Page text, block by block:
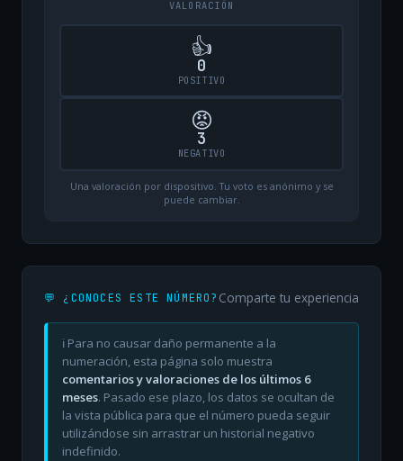
VALORACIÓN
👍
0
POSITIVO
😡
3
NEGATIVO
Una valoración por dispositivo. Tu voto es anónimo y se
puede cambiar.
💬 ¿CONOCES ESTE NÚMERO? Comparte tu experiencia
ℹ️ Para no causar daño permanente a la
numeración, esta página solo muestra
comentarios y valoraciones de los últimos 6
meses. Pasado ese plazo, los datos se ocultan de
la vista pública para que el número pueda seguir
utilizándose sin arrastrar un historial negativo
indefinido.